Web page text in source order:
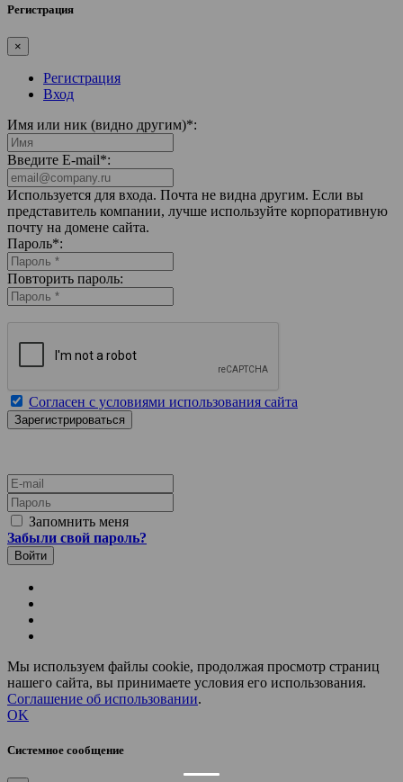
Регистрация
×
Регистрация
Вход
Имя или ник (видно другим)*:
Введите E-mail*:
Используется для входа. Почта не видна другим. Если вы
представитель компании, лучше используйте корпоративную
почту на домене сайта.
Пароль*:
Повторить пароль:
Согласен с условиями использования сайта
E-mail
Пароль
Запомнить меня
Забыли свой пароль?
Мы используем файлы cookie, продолжая просмотр страниц
нашего сайта, вы принимаете условия его использования.
Соглашение об использовании.
OK
Системное сообщение